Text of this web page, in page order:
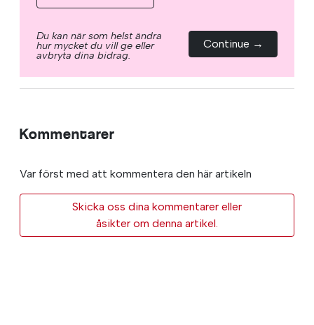
Du kan när som helst ändra
hur mycket du vill ge eller
avbryta dina bidrag.
Continue →
Kommentarer
Var först med att kommentera den här artikeln
Skicka oss dina kommentarer eller
åsikter om denna artikel.